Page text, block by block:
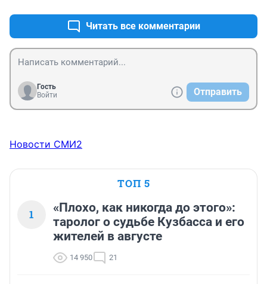
Читать все комментарии
Гость
Войти
Отправить
Новости СМИ2
ТОП 5
1
«Плохо, как никогда до этого»:
таролог о судьбе Кузбасса и его
жителей в августе
14 950 21